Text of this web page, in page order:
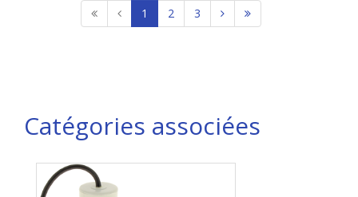
1 2 3
Catégories associées